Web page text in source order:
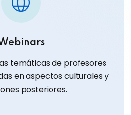
temáticas de profesores
en aspectos culturales y
posteriores.